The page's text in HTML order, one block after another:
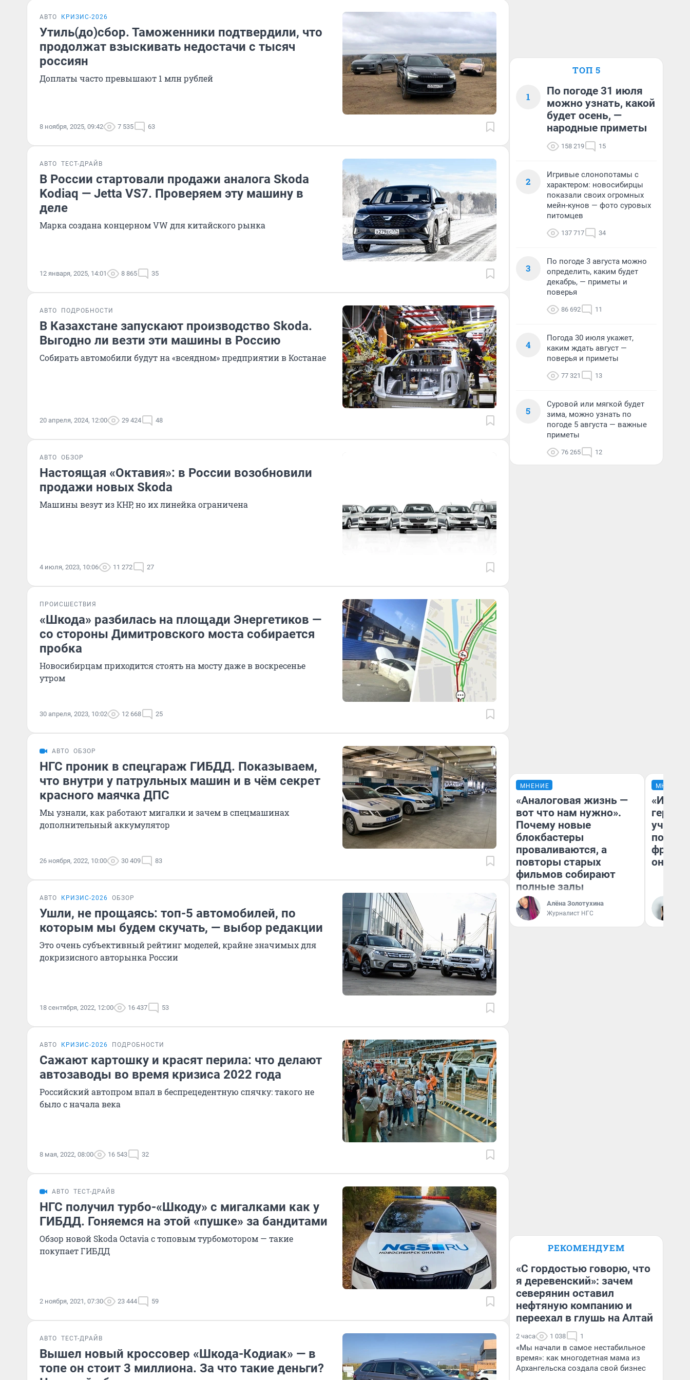
АВТО КРИЗИС-2026
Утиль(до)сбор. Таможенники подтвердили, что
продолжат взыскивать недостачи с тысяч
россиян
Доплаты часто превышают 1 млн рублей
8 ноября, 2025, 09:42 7 535 63
АВТО ТЕСТ-ДРАЙВ
В России стартовали продажи аналога Skoda
Kodiaq — Jetta VS7. Проверяем эту машину в
деле
Марка создана концерном VW для китайского рынка
12 января, 2025, 14:01 8 865 35
АВТО ПОДРОБНОСТИ
В Казахстане запускают производство Skoda.
Выгодно ли везти эти машины в Россию
Собирать автомобили будут на «всеядном» предприятии в Костанае
20 апреля, 2024, 12:00 29 424 48
АВТО ОБЗОР
Настоящая «Октавия»: в России возобновили
продажи новых Skoda
Машины везут из КНР, но их линейка ограничена
4 июля, 2023, 10:06 11 272 27
ПРОИСШЕСТВИЯ
«Шкода» разбилась на площади Энергетиков —
со стороны Димитровского моста собирается
пробка
Новосибирцам приходится стоять на мосту даже в воскресенье
утром
30 апреля, 2023, 10:02 12 668 25
АВТО ОБЗОР
НГС проник в спецгараж ГИБДД. Показываем,
что внутри у патрульных машин и в чём секрет
красного маячка ДПС
Мы узнали, как работают мигалки и зачем в спецмашинах
дополнительный аккумулятор
26 ноября, 2022, 10:00 30 409 83
АВТО КРИЗИС-2026 ОБЗОР
Ушли, не прощаясь: топ-5 автомобилей, по
которым мы будем скучать, — выбор редакции
Это очень субъективный рейтинг моделей, крайне значимых для
докризисного авторынка России
18 сентября, 2022, 12:00 16 437 53
АВТО КРИЗИС-2026 ПОДРОБНОСТИ
Сажают картошку и красят перила: что делают
автозаводы во время кризиса 2022 года
Российский автопром впал в беспрецедентную спячку: такого не
было с начала века
8 мая, 2022, 08:00 16 543 32
АВТО ТЕСТ-ДРАЙВ
НГС получил турбо-«Шкоду» с мигалками как у
ГИБДД. Гоняемся на этой «пушке» за бандитами
Обзор новой Skoda Octavia с топовым турбомотором — такие
покупает ГИБДД
2 ноября, 2021, 07:30 23 444 59
АВТО ТЕСТ-ДРАЙВ
Вышел новый кроссовер «Шкода-Кодиак» — в
топе он стоит 3 миллиона. За что такие деньги?
ТОП 5
1
По погоде 31 июля
можно узнать, какой
будет осень, —
народные приметы
158 219 15
2
Игривые слонопотамы с
характером: новосибирцы
показали своих огромных
мейн-кунов — фото суровых
питомцев
137 717 34
3
По погоде 3 августа можно
определить, каким будет
декабрь, — приметы и
поверья
86 692 11
4
Погода 30 июля укажет,
каким ждать август —
поверья и приметы
77 321 13
5
Суровой или мягкой будет
зима, можно узнать по
погоде 5 августа — важные
приметы
76 265 12
МНЕНИЕ
«Аналоговая жизнь —
вот что нам нужно».
Почему новые
блокбастеры
проваливаются, а
повторы старых
фильмов собирают
полные залы
Алёна Золотухина
Журналист НГС
МНЕНИЕ
герои
учит
она
РЕКОМЕНДУЕМ
«С гордостью говорю, что
я деревенский»: зачем
северянин оставил
нефтяную компанию и
переехал в глушь на Алтай
2 часа 1 038 1
«Мы начали в самое нестабильное
время»: как многодетная мама из
Архангельска создала свой бизнес